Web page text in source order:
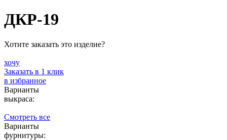
ДКР-19
Хотите заказать это изделие?
хочу
Заказать в 1 клик
в избранное
Варианты
выкраса:
Смотреть все
Варианты
фурнитуры: